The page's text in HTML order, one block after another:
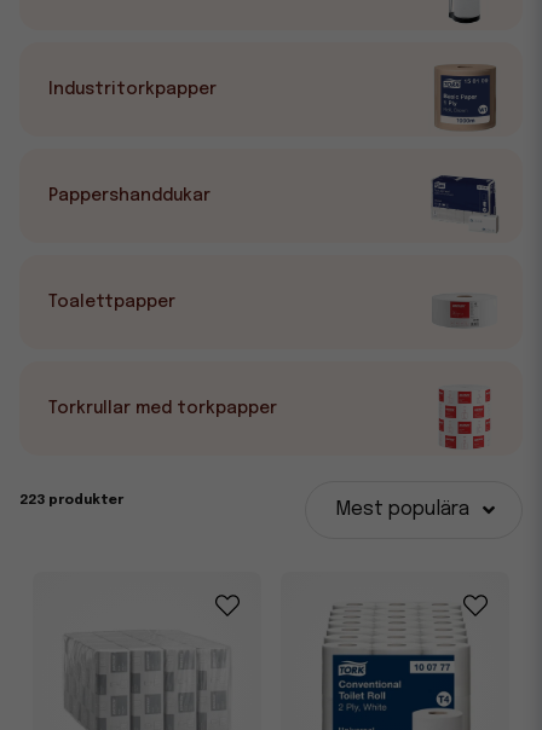
Industritorkpapper
Pappershanddukar
Toalettpapper
Torkrullar med torkpapper
223 produkter Mest populära